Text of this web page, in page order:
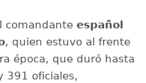
comandante español
, quien estuvo al frente
época, que duró hasta
391 oficiales,